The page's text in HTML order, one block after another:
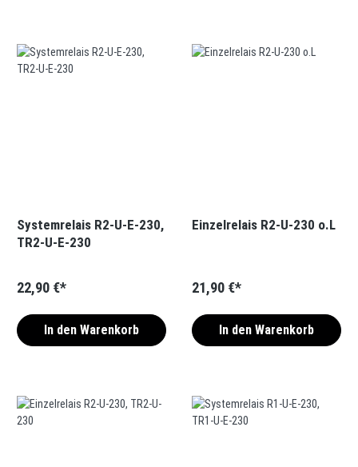
Systemrelais R2-U-E-230,
TR2-U-E-230
22,90 €*
In den Warenkorb
Einzelrelais R2-U-230 o.L
21,90 €*
In den Warenkorb